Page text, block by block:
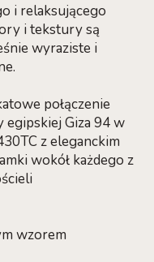
i relaksującego
i tekstury są
wyraziste i
połączenie
egipskiej Giza 94 w
z eleganckim
wokół każdego z
wzorem